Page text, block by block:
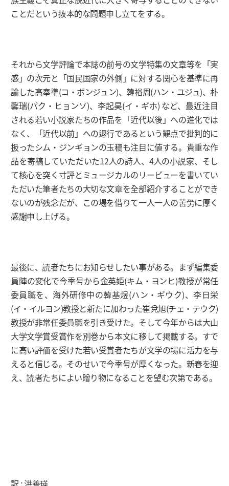
ことだという抜本的な問題申し立てをする。
それから文学評論で本誌の前号の文学特集の文章等を「実
感」の次元と「国民国家の外側」に対する関心を基準に再
論した高奉準(コ・ボンジュン)、韓裕周(ハン・ユジュ)、朴
馨瑞(パク・ヒョンソ)、李起昊(イ・ギホ) など、最近注目
される若い小説家たちの作品を「近代以後」への進化では
なく、「近代以前」への退行であるという観点で批判的に
扱ったシム・ジンギョンの玉稿も注目に値する。貴重な作
品を寄稿していただいた12人の詩人、4人の小説家、そし
て核心を突く寸評とミュージカルのリービューを書いてい
ただいた筆者たちの大切な文章を全部紹介することができ
ないのが残念だが、この場を借りて一人一人の苦労に厚く
感謝申し上げる。
最後に、読者たちにお知らせしたい事がある。まず編集委
員陣の変化で今季号から金英姫(キム・ヨンヒ)教授が常任
委員職を、海外研修中の韓基煜(ハン・ギウク)、李日栄
(イ・イルヨン)教授と新たに加わった崔兌旭(チェ・テウク)
教授が非常任委員職を引き受けた。そして今年からは大山
大学文学賞受賞作を別巻から本文に移して掲載する。すで
に高い評価を受けた若い受賞者たちが文学の場に活力を与
えると信じる。そのせいで今季号が厚くなった。新春を迎
え、読者たちによい贈り物になることを望む次第である。
訳 : 洪善瑛